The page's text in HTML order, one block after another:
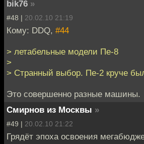
bik76 »
#48 | 20.02.10 21:19
Кому: DDQ, #44
> летабельные модели Пе-8
>
> Странный выбор. Пе-2 круче
Это совершенно разные машины.
Смирнов из Москвы »
#49 | 20.02.10 21:22
Грядёт эпоха освоения